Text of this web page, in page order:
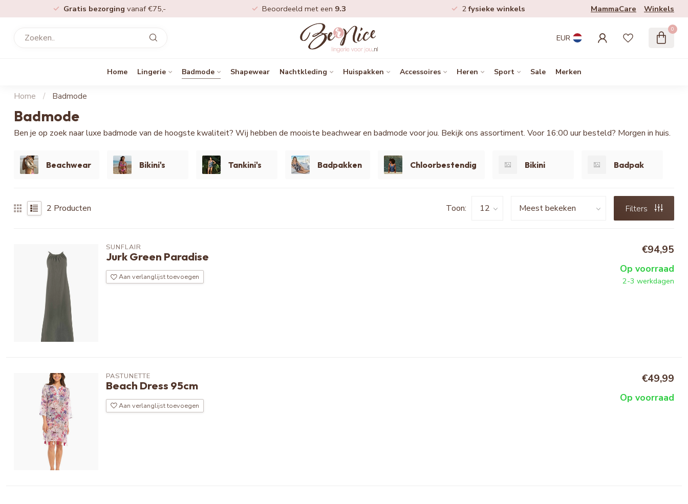
Gratis bezorging vanaf €75,- Beoordeeld met een 9.3 2fysieke winkels MammaCare Winkels
EUR
0
Home Lingerie Badmode Shapewear Nachtkleding Huispakken Accessoires Heren Sport Sale Merken
Home / Badmode
Badmode
Ben je op zoek naar luxe badmode van de hoogste kwaliteit? Wij hebben de mooiste beachwear en badmode voor jou. Bekijk ons assortiment. Voor 16:00 uur besteld? Morgen in huis.
Beachwear Bikini's Tankini's Badpakken Chloorbestendig Bikini Badpak
2 Producten Toon: Filters
SUNFLAIR
Jurk Green Paradise
Aan verlanglijst toevoegen
€94,95
Op voorraad
2-3 werkdagen
PASTUNETTE
Beach Dress 95cm
Aan verlanglijst toevoegen
€49,99
Op voorraad